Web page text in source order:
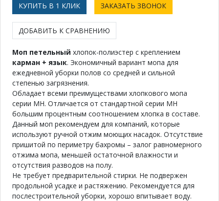
КУПИТЬ В 1 КЛИК ЗАКАЗАТЬ ЗВОНОК
ДОБАВИТЬ К СРАВНЕНИЮ
Моп петельный хлопок-полиэстер с креплением
карман + язык. Экономичный вариант мопа для
ежедневной уборки полов со средней и сильной
степенью загрязнения.
Обладает всеми преимуществами хлопкового мопа
серии МН. Отличается от стандартной серии МН
большим процентным соотношением хлопка в составе.
Данный моп рекомендуем для компаний, которые
используют ручной отжим моющих насадок. Отсутствие
пришитой по периметру бахромы – залог равномерного
отжима мопа, меньшей остаточной влажности и
отсутствия разводов на полу.
Не требует предварительной стирки. Не подвержен
продольной усадке и растяжению. Рекомендуется для
послестроительной уборки, хорошо впитывает воду.